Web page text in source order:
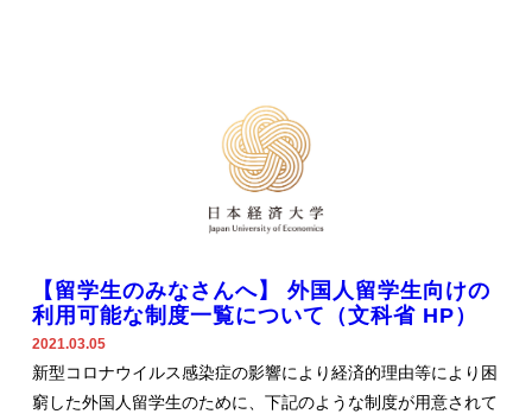
【留学生のみなさんへ】 外国人留学生向けの
利用可能な制度一覧について（文科省 HP）
2021.03.05
新型コロナウイルス感染症の影響により経済的理由等により困
窮した外国人留学生のために、下記のような制度が用意されて